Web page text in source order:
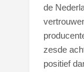
de
zesde
positief